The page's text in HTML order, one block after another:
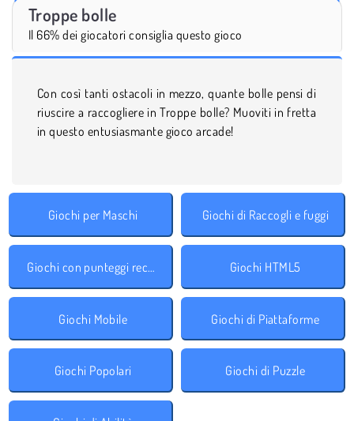
Troppe bolle
Il 66% dei giocatori consiglia questo gioco
Con così tanti ostacoli in mezzo, quante bolle pensi di
riuscire a raccogliere in Troppe bolle? Muoviti in fretta
in questo entusiasmante gioco arcade!
Giochi per Maschi Giochi di Raccogli e fuggi
Giochi con punteggi record Giochi HTML5
Giochi Mobile Giochi di Piattaforme
Giochi Popolari Giochi di Puzzle